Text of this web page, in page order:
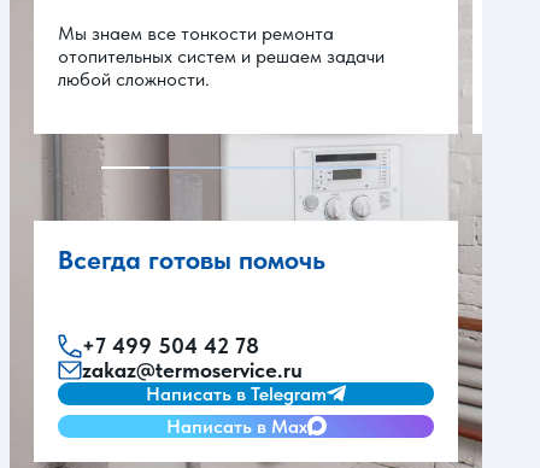
Мы знаем все тонкости ремонта
отопительных систем и решаем задачи
любой сложности.
Всегда готовы помочь
+7 499 504 42 78
zakaz@termoservice.ru
Написать в Telegram
Написать в Max